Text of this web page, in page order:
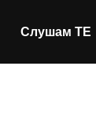
Слушам ТЕ